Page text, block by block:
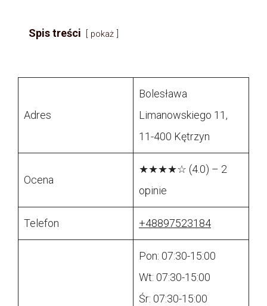
Spis treści pokaż
Adres
Bolesława
Limanowskiego 11,
11-400 Kętrzyn
Ocena
★★★★☆ (4.0) – 2
opinie
Telefon +48897523184
Pon: 07:30-15:00
Wt: 07:30-15:00
Śr: 07:30-15:00